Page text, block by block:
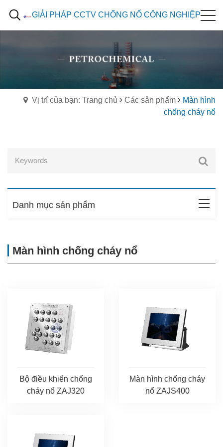
GIẢI PHÁP CCTV CHỐNG NỔ CÔNG NGHIỆP
Vị trí của bạn: Trang chủ Các sản phẩm
Màn hình
chống cháy nổ
Danh mục sản phẩm
Màn hình chống cháy nổ
Bộ điều khiển chống
cháy nổ ZAJ320
Màn hình chống cháy
nổ ZAJS400